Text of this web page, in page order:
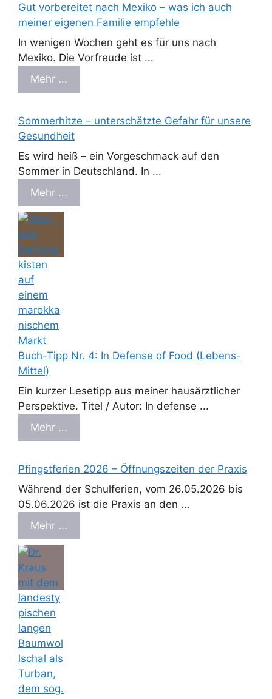
Gut vorbereitet nach Mexiko – was ich auch
meiner eigenen Familie empfehle
In wenigen Wochen geht es für uns nach
Mexiko. Die Vorfreude ist ...
Mehr ...
Sommerhitze – unterschätzte Gefahr für unsere
Gesundheit
Es wird heiß – ein Vorgeschmack auf den
Sommer in Deutschland. In ...
Mehr ...
Buch-Tipp Nr. 4: In Defense of Food (Lebens-
Mittel)
Ein kurzer Lesetipp aus meiner hausärztlicher
Perspektive. Titel / Autor: In defense ...
Mehr ...
Pfingstferien 2026 – Öffnungszeiten der Praxis
Während der Schulferien, vom 26.05.2026 bis
05.06.2026 ist die Praxis an den ...
Mehr ...